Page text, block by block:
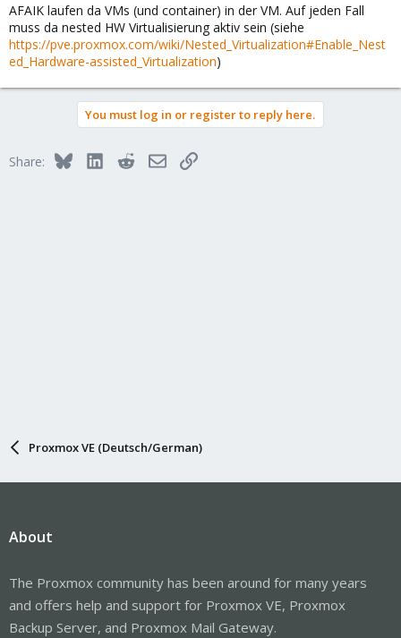
AFAIK laufen da VMs (und container) in der VM. Auf jeden Fall
muss da nested HW Virtualisierung aktiv sein (siehe
https://pve.proxmox.com/wiki/Nested_Virtualization#Enable_Nest
ed_Hardware-assisted_Virtualization)
You must log in or register to reply here.
Share: BlueskyLinkedInRedditEmailLink
Proxmox VE (Deutsch/German)
About
The Proxmox community has been around for many years
and offers help and support for Proxmox VE, Proxmox
Backup Server, and Proxmox Mail Gateway.